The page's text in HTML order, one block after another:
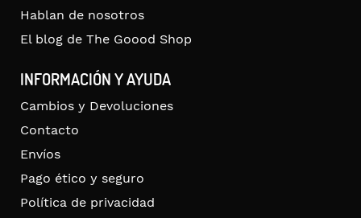
Hablan de nosotros
El blog de The Goood Shop
INFORMACIÓN Y AYUDA
Cambios y Devoluciones
Contacto
Envíos
Pago ético y seguro
Política de privacidad